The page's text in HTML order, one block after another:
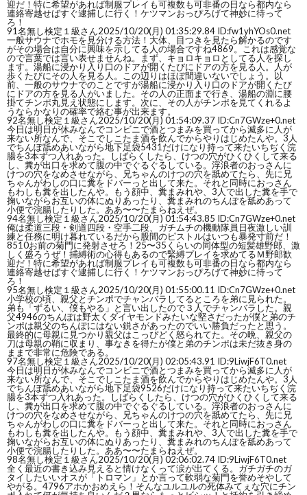
迎だ！特に希望があれば制服プレイも可複数も可非番の日なら都内なら
連絡寄越せばすぐ逮捕しに行く！ケツマンおっぴろげて神妙に待って
ろ！
91名無し検定１級さん2025/10/20(月) 01:35:29.84 ID:fw1yhYOs0.net
一般サウナでホモを見分ける方法！大体、目つきを見たら解かるのです
がその場合は自分に興味を示してる人の場合ですね4869。これは感覚な
ので言葉では言い表せませんね。まず、キョロキョロとしてる人を探し
ます。湯船に浸かり入り口のドアが開くたびにドアの方を見る人。人が
歩くたびにその人を見る人。この辺りはほぼ間違いないでしょう。以
前、一般のサウナでのことですが湯船に浸かり入り口のドアが開くたび
にドアの方を見る人がいました。その人の正面まで行き、湯船の淵に腰
掛てチンポ丸見え状態にします。次に、その人がチンポを見てくれるよ
うならかなりの確率で絡む事が出来ます。
92名無し検定１級さん2025/10/20(月) 01:54:09.37 ID:Cn7GWze+0.net
今日は明日が休みなんでコンビニで酒とつまみを買ってから滅多に人が
来ない所なんで、そこでしこたま酒を飲んでからやりはじめたんや。3人
でちんぽ舐めあいながら地下足袋5431だけになり持って来たいちぢく浣
腸を3本ずつ入れあった。しばらくしたら、けつの穴がひくひくして来る
し、糞が出口を求めて腹の中でぐるぐるしている。浮浪者のおっさんに
けつの穴をなめさせながら、兄ちゃんのけつの穴を舐めてたら、先に兄
ちゃんがわしの口に糞をドバーっと出して来た。それと同時におっさん
もわしも糞を出したんや。もう顔中、糞まみれや、3人で出した糞を手で
掬いながらお互いの体にぬりあったり、糞まみれのちんぽを舐めあって
小便で浣腸したりした。ああ〜〜たまらねえぜ。
94名無し検定１級さん2025/10/20(月) 01:54:43.85 ID:Cn7GWze+0.net
俺は柔道三段・剣道四段・空手二段、ガチムチの機動隊員日夜激しい訓
練と任務に明け暮れているだから股間のピストルはいつも暴発寸前だ！
8510お前の菊門に発射させろ！25〜35くらいの同体型の短髪雄野郎、激
しく盛ろうぜ！捕縛術の心得もあるので緊縛プレイを求めてるＭ野郎歓
迎だ！特に希望があれば制服プレイも可複数も可非番の日なら都内なら
連絡寄越せばすぐ逮捕しに行く！ケツマンおっぴろげて神妙に待って
ろ！
95名無し検定１級さん2025/10/20(月) 01:55:00.11 ID:Cn7GWze+0.net
小学校の頃、親父とチンポでチャンバラしてるところを弟に見られた。
弟も「ずるい、僕もやる」と言い出したので３人でチャンバラした。親
父4946のちんぽは野太くダイヤモンドみたいな堅さだったが僕と弟のチ
ンポは親父のちんぽにはない鋭さがあったのでいい勝負だったと思う。
最終的に母親に見つかり親父はこっぴどく怒られてた。その晩、親父の
刀は母親の鞘に収まり、事なきを得たが僕と弟のチンポは未だ抜き身の
ままで非常に危険である。
97名無し検定１級さん2025/10/20(月) 02:05:43.91 ID:9LiwjF6T0.net
今日は明日が休みなんでコンビニで酒とつまみを買ってから滅多に人が
来ない所なんで、そこでしこたま酒を飲んでからやりはじめたんや。3人
でちんぽ舐めあいながら地下足袋9526だけになり持って来たいちぢく浣
腸を3本ずつ入れあった。しばらくしたら、けつの穴がひくひくして来る
し、糞が出口を求めて腹の中でぐるぐるしている。浮浪者のおっさんに
けつの穴をなめさせながら、兄ちゃんのけつの穴を舐めてたら、先に兄
ちゃんがわしの口に糞をドバーっと出して来た。それと同時におっさん
もわしも糞を出したんや。もう顔中、糞まみれや、3人で出した糞を手で
掬いながらお互いの体にぬりあったり、糞まみれのちんぽを舐めあって
小便で浣腸したりした。ああ〜〜たまらねえぜ。
98名無し検定１級さん2025/10/20(月) 02:06:02.74 ID:9LiwjF6T0.net
全く最近の書き込み見えると情けなくって涙が出てくる。ガチガチのガ
タイしたいいオスが「トロマン」とか言って軟弱な菊門を誉めそやして
やがる。4796アホかおめえら！そんなユルユルの死体みてぇな穴にチン